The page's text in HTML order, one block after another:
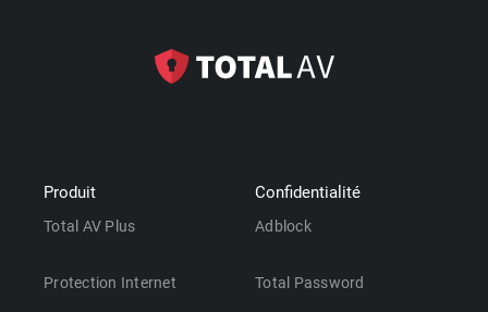
Produit
Total AV Plus
Protection Internet
Confidentialité
Adblock
Total Password